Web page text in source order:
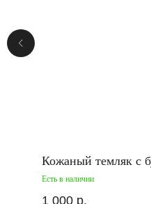
Кожаный темляк с
Есть в наличии
1 000 р.